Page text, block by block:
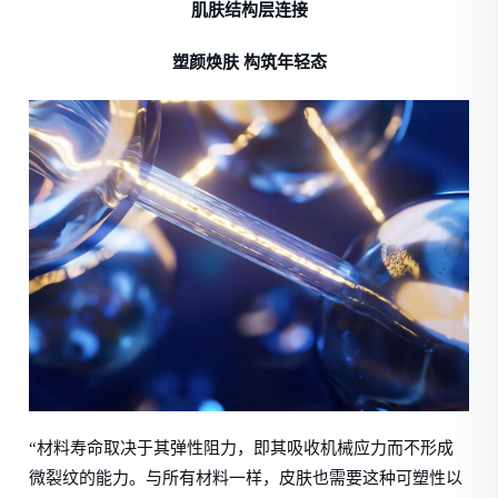
肌肤结构层连接
塑颜焕肤 构筑年轻态
“材料寿命取决于其弹性阻力，即其吸收机械应力而不形成
微裂纹的能力。与所有材料一样，皮肤也需要这种可塑性以